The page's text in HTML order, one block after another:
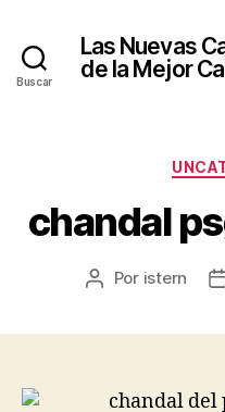
Buscar
Las Nuevas
de la Mejor
chandal
Autor
Por istern